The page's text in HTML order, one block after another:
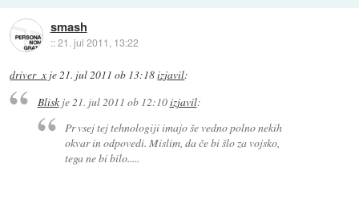
smash
::21. jul 2011, 13:22
driver_x je21. jul 2011 ob 13:18izjavil:
Bliskje 21. jul 2011 ob 12:10izjavil:
Pr vsej tej tehnologiji imajo še vedno polno nekih
okvar in odpovedi. Mislim, da če bi šlo za vojsko,
tega ne bi bilo.....